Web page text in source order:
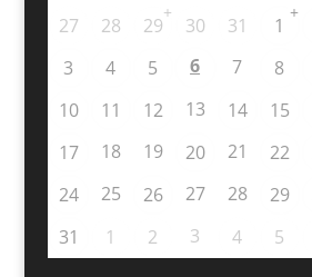
27 28 29
+
30 31 1
+
3
4 5 6 7 8
10
11 12 13 14 15
17
18 19 20 21 22
24
25 26 27 28 29
31
1 2 3 4 5